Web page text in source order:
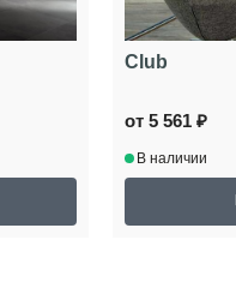
Club
от 5 561 ₽
В наличии